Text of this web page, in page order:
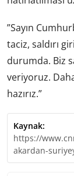
”Sayın
taciz, saldırı
durumda. Biz
veriyoruz.
hazırız.”
Kaynak:
https://
akardan-